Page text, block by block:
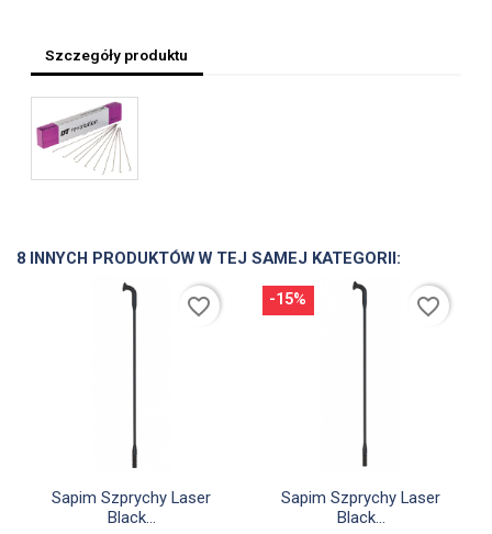
Szczegóły produktu
8 INNYCH PRODUKTÓW W TEJ SAMEJ KATEGORII:
Szybki podgląd
Sapim Szprychy Laser
Black...
favorite_border
Szybki podgląd
Sapim Szprychy Laser
Black...
-15% favorite_border